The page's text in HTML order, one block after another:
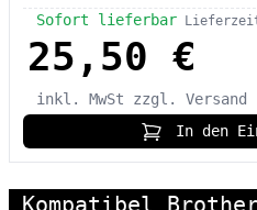
Sofort lieferbar
25,50 €
inkl. MwSt
zzgl. Versand
In den